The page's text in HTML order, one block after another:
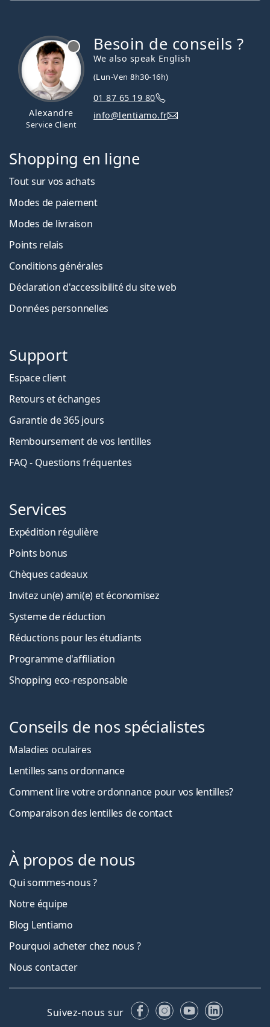
Alexandre
Service Client
Besoin de conseils ?
We also speak English
(Lun-Ven 8h30-16h)
01 87 65 19 80
info@lentiamo.fr
Shopping en ligne
Tout sur vos achats
Modes de paiement
Modes de livraison
Points relais
Conditions générales
Déclaration d'accessibilité du site web
Données personnelles
Support
Espace client
Retours et échanges
Garantie de 365 jours
Remboursement de vos lentilles
FAQ - Questions fréquentes
Services
Expédition régulière
Points bonus
Chèques cadeaux
Invitez un(e) ami(e) et économisez
Systeme de réduction
Réductions pour les étudiants
Programme d'affiliation
Shopping eco-responsable
Conseils de nos spécialistes
Maladies oculaires
Lentilles sans ordonnance
Comment lire votre ordonnance pour vos lentilles?
Comparaison des lentilles de contact
À propos de nous
Qui sommes-nous ?
Notre équipe
Blog Lentiamo
Pourquoi acheter chez nous ?
Nous contacter
Suivez-nous sur FacebookInstagram
YouTubeLinkedIn